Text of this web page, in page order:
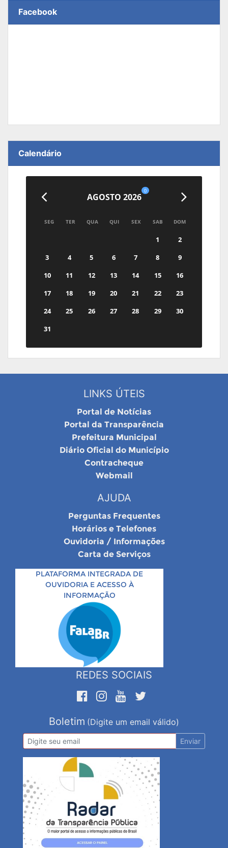
Facebook
Calendário
AGOSTO 2026
0
SEG TER QUA QUI SEX SAB DOM
1
2
3
4 5 6 7 8
9
10
11 12 13 14 15
16
17
18 19 20 21 22
23
24
25 26 27 28 29
30
31
LINKS ÚTEIS
Portal de Notícias
Portal da Transparência
Prefeitura Municipal
Diário Oficial do Município
Contracheque
Webmail
AJUDA
Perguntas Frequentes
Horários e Telefones
Ouvidoria / Informações
Carta de Serviços
PLATAFORMA INTEGRADA DE
OUVIDORIA E ACESSO À
INFORMAÇÃO
REDES SOCIAIS
Boletim (Digite um email válido)
Enviar